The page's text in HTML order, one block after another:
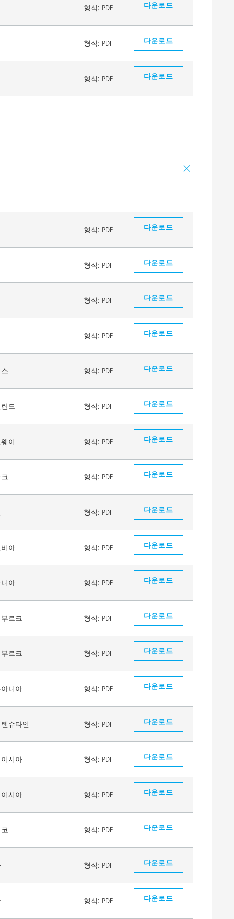
형식: PDF 다운로드
형식: PDF 다운로드
형식: PDF 다운로드
형식: PDF 다운로드
형식: PDF 다운로드
형식: PDF 다운로드
형식: PDF 다운로드
스 형식: PDF 다운로드
드 형식: PDF 다운로드
이 형식: PDF 다운로드
형식: PDF 다운로드
형식: PDF 다운로드
비아 형식: PDF 다운로드
니아 형식: PDF 다운로드
르크 형식: PDF 다운로드
르크 형식: PDF 다운로드
아니아 형식: PDF 다운로드
슈타인 형식: PDF 다운로드
이시아 형식: PDF 다운로드
이시아 형식: PDF 다운로드
형식: PDF 다운로드
형식: PDF 다운로드
형식: PDF 다운로드